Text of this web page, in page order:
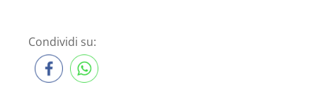
Condividi su: